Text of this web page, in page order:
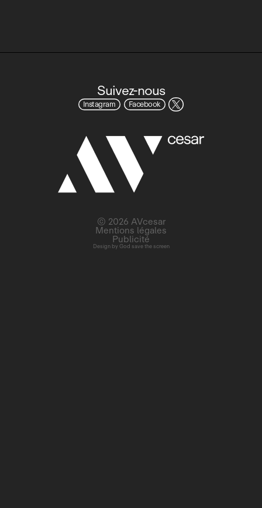
Suivez-nous
Instagram Facebook
Design by God save the screen
© 2026 AVcesar
Mentions légales
Publicité